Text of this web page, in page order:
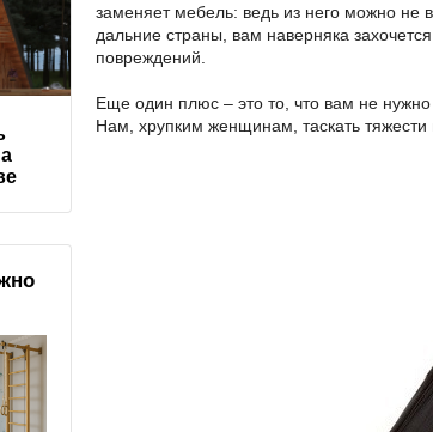
заменяет мебель: ведь из него можно
дальние страны, вам наверняка
повреждений.
Еще один плюс – это то, что вам не
Нам, хрупким женщинам, таскать тяжести